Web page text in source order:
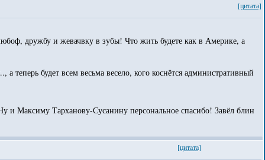
[цитата]
дружбу и жевачвку в зубы! Что жить будете как в Америке, а
теперь будет всем весьма весело, кого коснётся административный
Тарханову-Сусанину персональное спасибо! Завёл блин
[цитата]